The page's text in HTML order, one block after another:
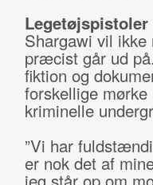
Legetøjspistoler
Shargawi vil ikke
præcist går ud
fiktion og
forskellige
kriminelle
”Vi har
er nok det af